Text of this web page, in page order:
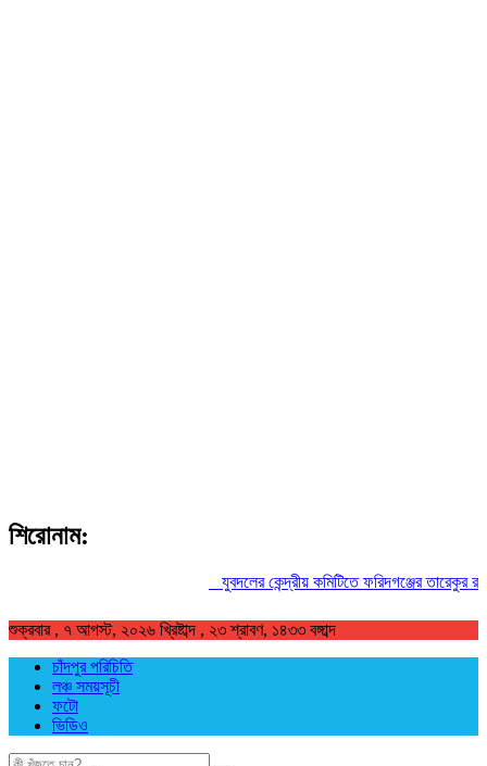
শিরোনাম:
যুবদলের কেন্দ্রীয় কমিটিতে ফরিদগঞ্জের তারেকুর রহমান
শুক্রবার , ৭ আগস্ট, ২০২৬ খ্রিষ্টাব্দ , ২৩ শ্রাবণ, ১৪৩৩ বঙ্গাব্দ
চাঁদপুর পরিচিতি
লঞ্চ সময়সূচী
ফটো
ভিডিও